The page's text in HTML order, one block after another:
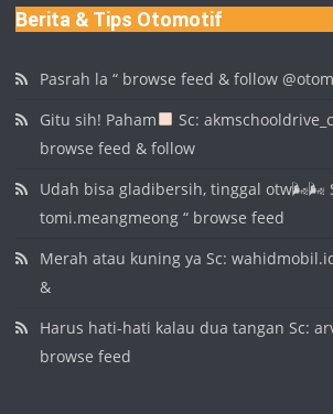
Berita & Tips Otomotif
Pasrah la “ browse feed & follow
Gitu sih! Paham
Sc:
browse feed & follow
Udah bisa gladibersih, tinggal otw🌬🌬
tomi.meangmeong “ browse feed
Merah atau kuning ya Sc:
&
Harus hati-hati kalau dua tangan Sc:
browse feed